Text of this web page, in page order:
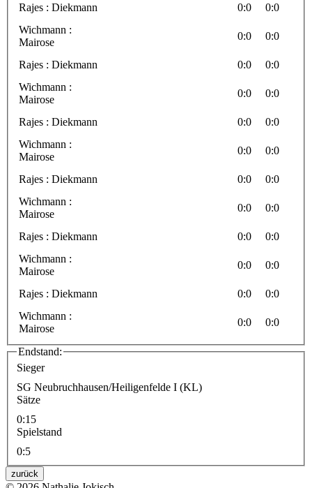
Rajes : Diekmann 0:0
0:0
Wichmann :
Mairose
0:0 0:0
Rajes : Diekmann 0:0
0:0
Wichmann :
Mairose
0:0 0:0
Rajes : Diekmann 0:0
0:0
Wichmann :
Mairose
0:0 0:0
Rajes : Diekmann 0:0
0:0
Wichmann :
Mairose
0:0 0:0
Rajes : Diekmann 0:0
0:0
Wichmann :
Mairose
0:0 0:0
Rajes : Diekmann 0:0
0:0
Wichmann :
Mairose
0:0 0:0
Endstand:
Sieger
SG Neubruchhausen/Heiligenfelde I (KL)
Sätze
0:15
Spielstand
0:5
zurück